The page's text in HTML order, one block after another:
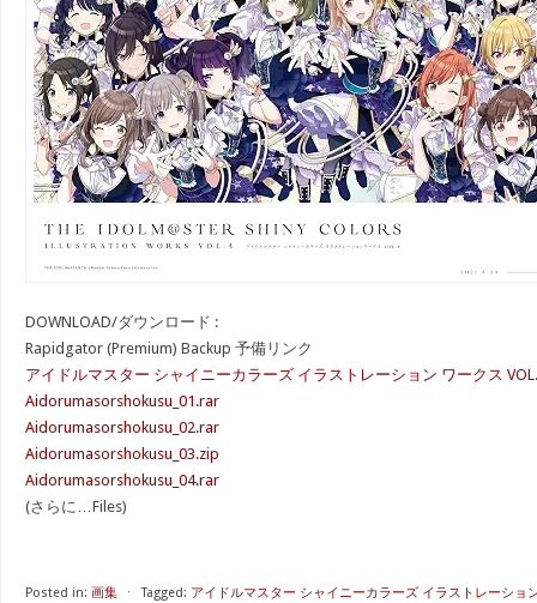
DOWNLOAD/ダウンロード :
Rapidgator (Premium) Backup 予備リンク
アイドルマスター シャイニーカラーズ イラストレーション ワークス
Aidorumasorshokusu_01.rar
Aidorumasorshokusu_02.rar
Aidorumasorshokusu_03.zip
Aidorumasorshokusu_04.rar
(さらに…Files)
Posted in: 画集 ⋅ Tagged: アイドルマスター シャイニーカラーズ イラストレーショ